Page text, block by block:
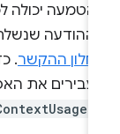
שנשלחת
חלון ההקשר. כדי
את